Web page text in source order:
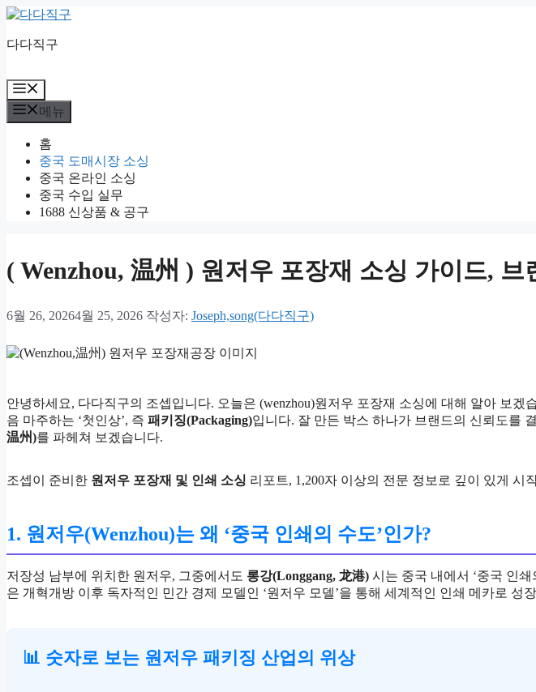
컨
츠
건
너
뛰
다다직구
뉴
메뉴
홈
중국 도매시장 소싱
중국 온라인 소싱
중국 수입 실무
1688 신상품 & 공구
( Wenzhou, 温州 ) 원저우 포장재 소싱 가이드,
6월 26, 20264월 25, 2026 작성자: Joseph,song(다다직구)
안녕하세요, 다다직구의 조셉입니다. 오늘은 (wenzhou)원저우 포장재 소싱에 대해 알아 보
음 마주하는 ‘첫인상’, 즉 패키징(Packaging)입니다. 잘 만든 박스 하나가 브랜드의 신뢰도를
温州)를 파헤쳐 보겠습니다.
조셉이 준비한 원저우 포장재 및 인쇄 소싱 리포트, 1,200자 이상의 전문 정보로 깊이 있게 시
1. 원저우(Wenzhou)는 왜 ‘중국 인쇄의 수도’인가?
저장성 남부에 위치한 원저우, 그중에서도 롱강(Longgang, 龙港) 시는 중국 내에서 ‘중국 인
은 개혁개방 이후 독자적인 민간 경제 모델인 ‘원저우 모델’을 통해 세계적인 인쇄 메카로 성
📊 숫자로 보는 원저우 패키징 산업의 위상